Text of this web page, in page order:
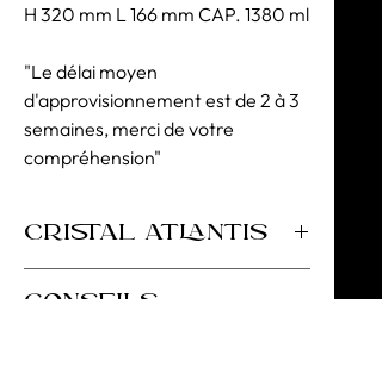
H 320 mm L 166 mm CAP. 1380 ml
"Le délai moyen
d'approvisionnement est de 2 à 3
semaines, merci de votre
compréhension"
CRISTAL ATLANTIS
Coloré
CONSEILS